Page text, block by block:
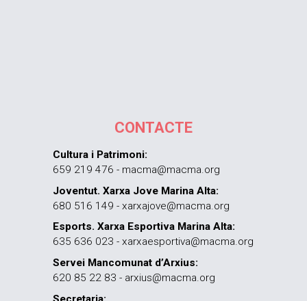
CONTACTE
Cultura i Patrimoni:
659 219 476 - macma@macma.org
Joventut. Xarxa Jove Marina Alta:
680 516 149 - xarxajove@macma.org
Esports. Xarxa Esportiva Marina Alta:
635 636 023 - xarxaesportiva@macma.org
Servei Mancomunat d’Arxius:
620 85 22 83 - arxius@macma.org